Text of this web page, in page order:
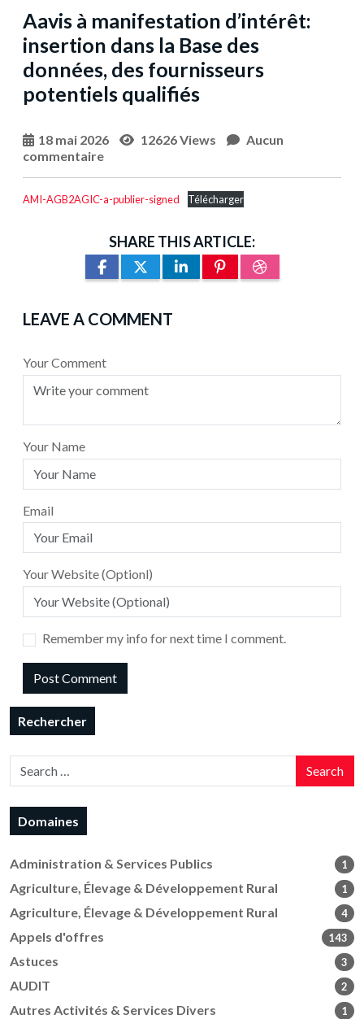
Aavis à manifestation d’intérêt:
insertion dans la Base des
données, des fournisseurs
potentiels qualifiés
18 mai 2026 12626 Views
Aucun
commentaire
AMI-AGB2AGIC-a-publier-signed Télécharger
SHARE THIS ARTICLE:
LEAVE A COMMENT
Your Comment
Your Name
Email
Your Website (Optionl)
Remember my info for next time I comment.
Rechercher
Search
Domaines
Administration & Services Publics 1
Agriculture, Élevage & Développement Rural 1
Agriculture, Élevage & Développement Rural 4
Appels d'offres 143
Astuces 3
AUDIT 2
Autres Activités & Services Divers 1